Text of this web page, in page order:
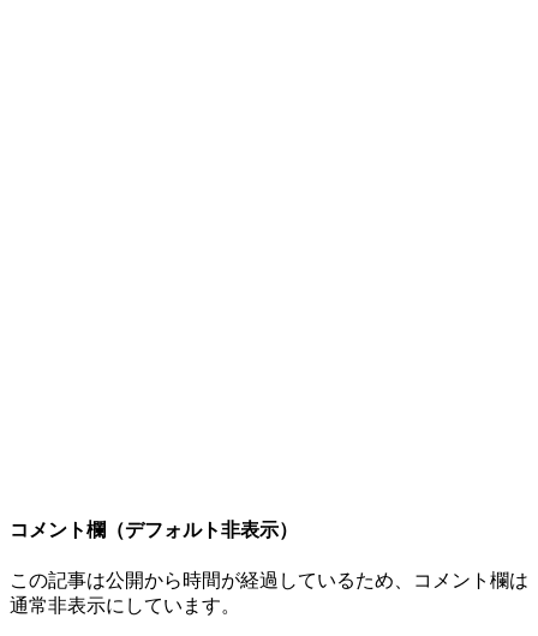
コメント欄（デフォルト非表示）
この記事は公開から時間が経過しているため、コメント欄は
通常非表示にしています。